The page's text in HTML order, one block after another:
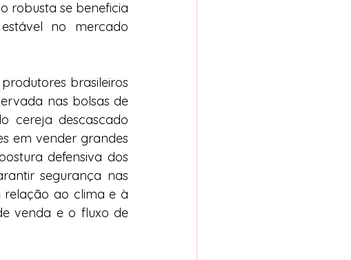
robusta se beneficia
no mercado
brasileiros
nas bolsas de
cereja descascado
em vender grandes
defensiva dos
segurança nas
relação ao clima e à
venda e o fluxo de